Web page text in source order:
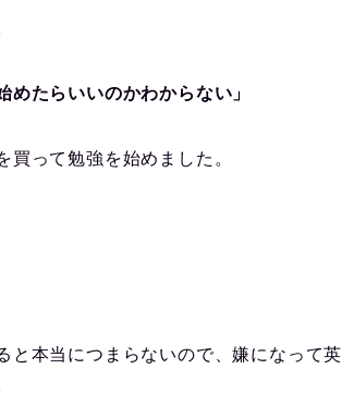
めたらいいのかわからない」
って勉強を始めました。
と本当につまらないので、嫌になって英